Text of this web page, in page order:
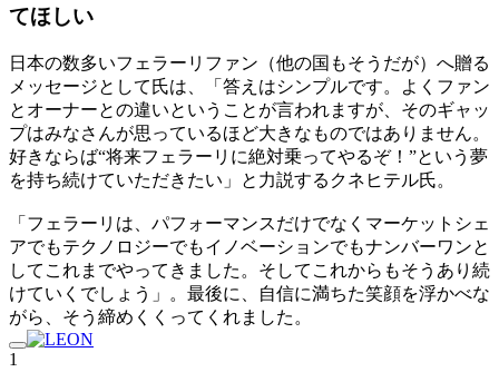
てほしい
日本の数多いフェラーリファン（他の国もそうだが）へ贈る
メッセージとして氏は、「答えはシンプルです。よくファン
とオーナーとの違いということが言われますが、そのギャッ
プはみなさんが思っているほど大きなものではありません。
好きならば“将来フェラーリに絶対乗ってやるぞ！”という夢
を持ち続けていただきたい」と力説するクネヒテル氏。
「フェラーリは、パフォーマンスだけでなくマーケットシェ
アでもテクノロジーでもイノベーションでもナンバーワンと
してこれまでやってきました。そしてこれからもそうあり続
けていくでしょう」。最後に、自信に満ちた笑顔を浮かべな
がら、そう締めくくってくれました。
1